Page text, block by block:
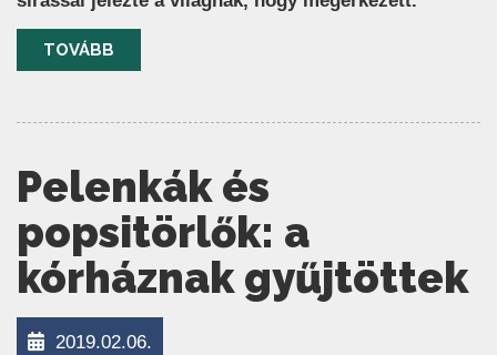
TOVÁBB
Pelenkák és
popsitörlők: a
kórháznak gyűjtöttek
2019.02.06.